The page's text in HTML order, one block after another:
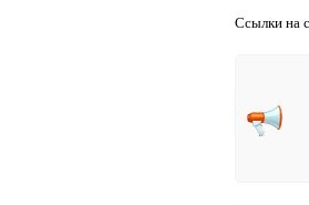
Ссылки на